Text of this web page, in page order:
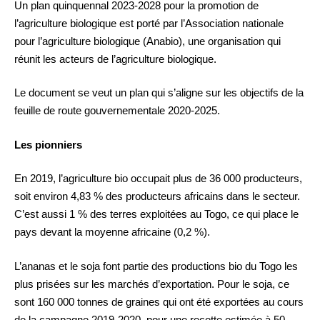
Un plan quinquennal 2023-2028 pour la promotion de
l’agriculture biologique est porté par l’Association nationale
pour l’agriculture biologique (Anabio), une organisation qui
réunit les acteurs de l’agriculture biologique.
Le document se veut un plan qui s’aligne sur les objectifs de la
feuille de route gouvernementale 2020-2025.
Les pionniers
En 2019, l’agriculture bio occupait plus de 36 000 producteurs,
soit environ 4,83 % des producteurs africains dans le secteur.
C’est aussi 1 % des terres exploitées au Togo, ce qui place le
pays devant la moyenne africaine (0,2 %).
L’ananas et le soja font partie des productions bio du Togo les
plus prisées sur les marchés d’exportation. Pour le soja, ce
sont 160 000 tonnes de graines qui ont été exportées au cours